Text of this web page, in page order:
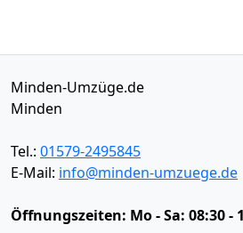
Minden-Umzüge.de
Minden
Tel.: 01579-2495845
E-Mail: info@minden-umzuege.de
Öffnungszeiten: Mo - Sa: 08:30 -